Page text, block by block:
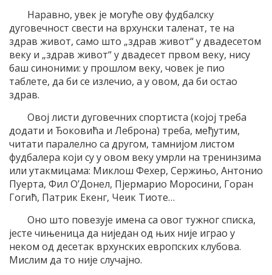
Наравно, увек је могуће ову фудбалску
дуговечност свести на врхунски таленат, те на
здрав живот, само што „здрав живот“ у двадесетом
веку и „здрав живот“ у двадесет првом веку, нису
баш синоними: у прошлом веку, човек је пио
таблете, да би се излечио, а у овом, да би остао
здрав.
Овој листи дуговечних спортиста (којој треба
додати и Ђоковића и Леброна) треба, међутим,
читати паралелно са другом, тамнијом листом
фудбалера који су у овом веку умрли на тренинзима
или утакмицама: Миклош Фехер, Сержињо, Антонио
Пуерта, Фил О’Донел, Пјермарио Моросини, Горан
Гогић, Патрик Екенг, Чеик Тиоте…
Оно што повезује имена са овог тужног списка,
јесте чињеница да ниједан од њих није играо у
неком од десетак врхунских европских клубова.
Мислим да то није случајно.